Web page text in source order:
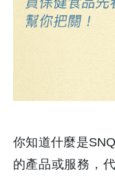
你知道什麼是
的產品或服務，